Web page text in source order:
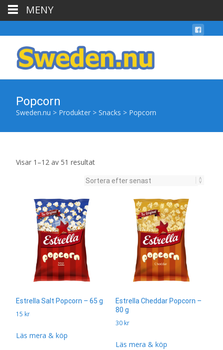
Popcorn
Sweden.nu > Produkter > Snacks > Popcorn
Visar 1–12 av 51 resultatSortera
senaste
Estrella Salt Popcorn – 65 g
15 kr
Läs mera & köp
Estrella Cheddar Popcorn –
80 g
30 kr
Läs mera & köp
MENY